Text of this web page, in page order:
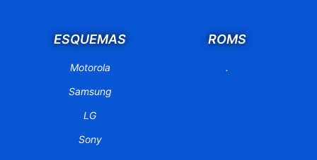
ESQUEMAS
Motorola
Samsung
LG
Sony
ROMS
.